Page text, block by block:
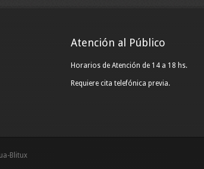
Atención al Público
Horarios de Atención de 14 a 18 hs.
Requiere cita telefónica previa.
Blitux